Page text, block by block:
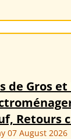
de Gros
Retours
07 August 2026